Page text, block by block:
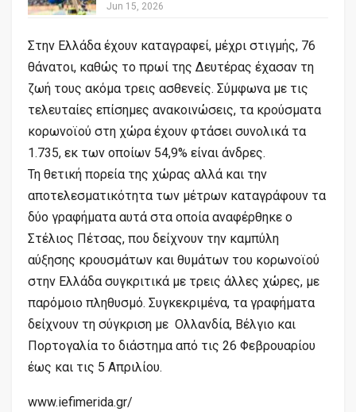
Jun 15, 2026
Στην Ελλάδα έχουν καταγραφεί, μέχρι στιγμής, 76
θάνατοι, καθώς το πρωί της Δευτέρας έχασαν τη
ζωή τους ακόμα τρεις ασθενείς. Σύμφωνα με τις
τελευταίες επίσημες ανακοινώσεις, τα κρούσματα
κορωνοϊού στη χώρα έχουν φτάσει συνολικά τα
1.735, εκ των οποίων 54,9% είναι άνδρες.
Τη θετική πορεία της χώρας αλλά και την
αποτελεσματικότητα των μέτρων καταγράφουν τα
δύο γραφήματα αυτά στα οποία αναφέρθηκε ο
Στέλιος Πέτσας, που δείχνουν την καμπύλη
αύξησης κρουσμάτων και θυμάτων του κορωνοϊού
στην Ελλάδα συγκριτικά με τρεις άλλες χώρες, με
παρόμοιο πληθυσμό. Συγκεκριμένα, τα γραφήματα
δείχνουν τη σύγκριση με Ολλανδία, Βέλγιο και
Πορτογαλία το διάστημα από τις 26 Φεβρουαρίου
έως και τις 5 Απριλίου.
www.iefimerida.gr/